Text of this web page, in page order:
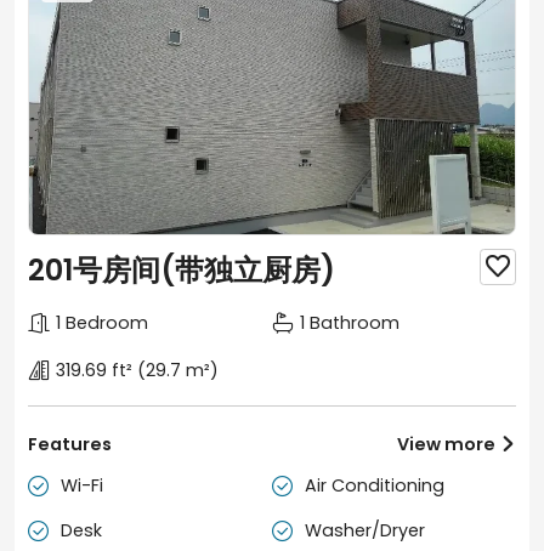
201号房间(带独立厨房) 
1 Bedroom
1 Bathroom
319.69 ft² (29.7 m²)
Features
 Wi-Fi  Air Conditioning
 Desk  Washer/Dryer
View more 